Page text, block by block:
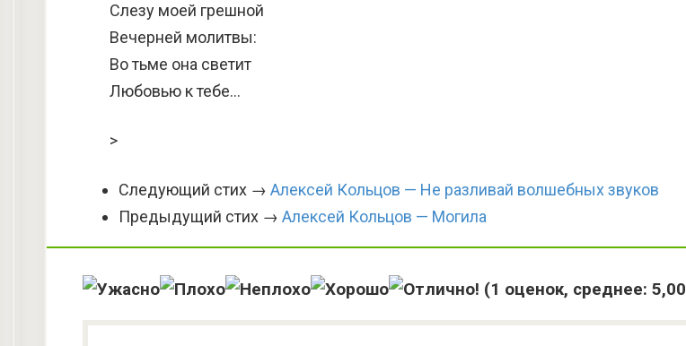
Слезу моей грешной
Вечерней молитвы:
Во тьме она светит
Любовью к тебе…
>
Следующий стих → Алексей Кольцов — Не разливай волшебных звуков
Предыдущий стих → Алексей Кольцов — Могила
(1 оценок, среднее: 5,00